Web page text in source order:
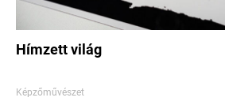
Hímzett világ
Képzőművészet